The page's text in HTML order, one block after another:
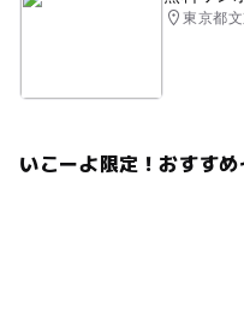
東京都
いこーよ限定！おすす